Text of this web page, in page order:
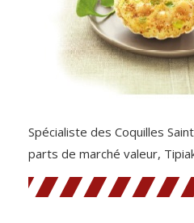
Spécialiste des Coquilles
parts de marché valeur,